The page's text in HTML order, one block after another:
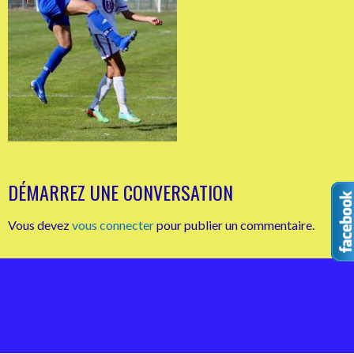
DÉMARREZ UNE CONVERSATION
Vous devezvous connecterpour publier un commentaire.